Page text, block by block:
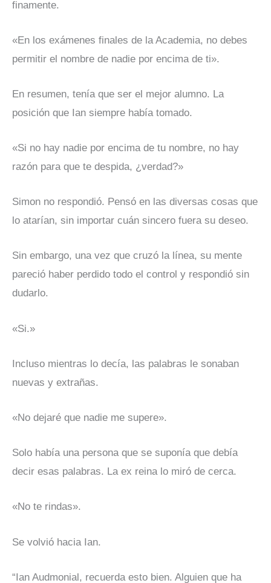
finamente.
«En los exámenes finales de la Academia, no debes
permitir el nombre de nadie por encima de ti».
En resumen, tenía que ser el mejor alumno. La
posición que Ian siempre había tomado.
«Si no hay nadie por encima de tu nombre, no hay
razón para que te despida, ¿verdad?»
Simon no respondió. Pensó en las diversas cosas que
lo atarían, sin importar cuán sincero fuera su deseo.
Sin embargo, una vez que cruzó la línea, su mente
pareció haber perdido todo el control y respondió sin
dudarlo.
«Si.»
Incluso mientras lo decía, las palabras le sonaban
nuevas y extrañas.
«No dejaré que nadie me supere».
Solo había una persona que se suponía que debía
decir esas palabras. La ex reina lo miró de cerca.
«No te rindas».
Se volvió hacia Ian.
“Ian Audmonial, recuerda esto bien. Alguien que ha